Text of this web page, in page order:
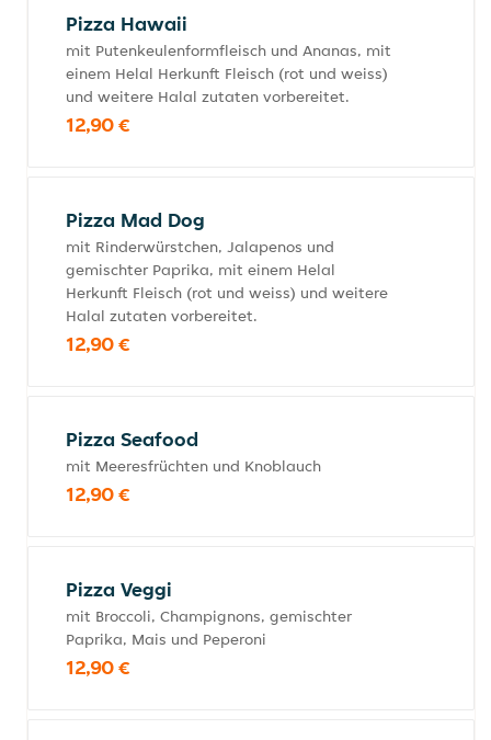
Pizza Hawaii
mit Putenkeulenformfleisch und Ananas, mit
einem Helal Herkunft Fleisch (rot und weiss)
und weitere Halal zutaten vorbereitet.
12,90 €
Pizza Mad Dog
mit Rinderwürstchen, Jalapenos und
gemischter Paprika, mit einem Helal
Herkunft Fleisch (rot und weiss) und weitere
Halal zutaten vorbereitet.
12,90 €
Pizza Seafood
mit Meeresfrüchten und Knoblauch
12,90 €
Pizza Veggi
mit Broccoli, Champignons, gemischter
Paprika, Mais und Peperoni
12,90 €